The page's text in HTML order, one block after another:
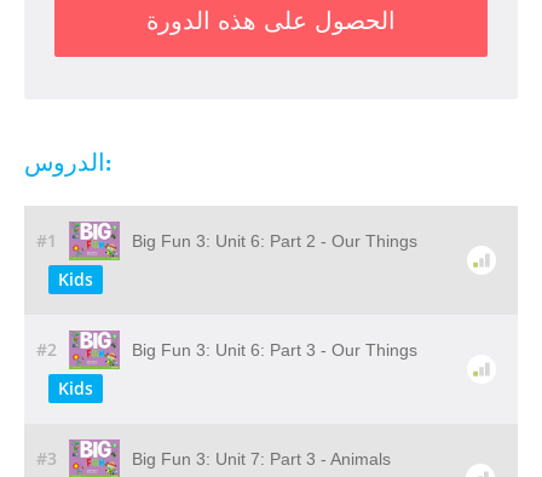
الحصول على هذه الدورة
الدروس:
#1 Big Fun 3: Unit 6: Part 2 - Our Things
Kids
#2 Big Fun 3: Unit 6: Part 3 - Our Things
Kids
#3 Big Fun 3: Unit 7: Part 3 - Animals